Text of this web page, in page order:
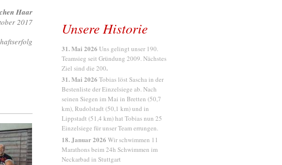
Haar
2017
Unsere Historie
31. Mai 2026 Uns gelingt unser 190.
Teamsieg seit Gründung 2009. Nächstes
Ziel sind die 200.
31. Mai 2026 Tobias löst Sascha in der
Bestenliste der Einzelsiege ab. Nach
seinen Siegen im Mai in Bretten (50,7
km), Rudolstadt (50,1 km) und in
Lippstadt (51,4 km) hat Tobias nun 25
Einzelsiege für unser Team errungen.
18. Januar 2026 Wir schwimmen 11
Marathons beim 24h Schwimmen im
Neckarbad in Stuttgart